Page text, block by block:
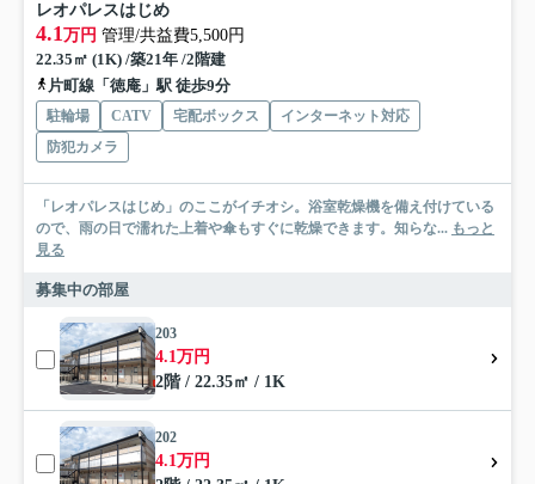
レオパレスはじめ
4.1万円 管理/共益費5,500円
22.35㎡ (1K) /築21年 /2階建
片町線「徳庵」駅 徒歩9分
駐輪場 CATV 宅配ボックス
インターネット対応
防犯カメラ
「レオパレスはじめ」のここがイチオシ。浴室乾燥機を備え付けている
ので、雨の日で濡れた上着や傘もすぐに乾燥できます。知らな... もっと
見る
募集中の部屋
203
4.1万円
2階 / 22.35㎡ / 1K
202
4.1万円